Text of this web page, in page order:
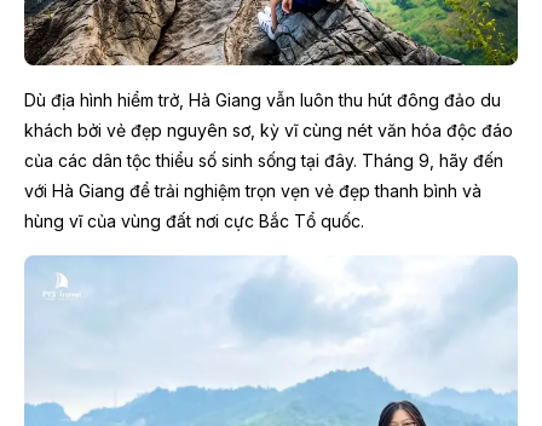
Dù địa hình hiểm trở, Hà Giang vẫn luôn thu hút đông đảo du
khách bởi vẻ đẹp nguyên sơ, kỳ vĩ cùng nét văn hóa độc đáo
của các dân tộc thiểu số sinh sống tại đây. Tháng 9, hãy đến
với Hà Giang để trải nghiệm trọn vẹn vẻ đẹp thanh bình và
hùng vĩ của vùng đất nơi cực Bắc Tổ quốc.